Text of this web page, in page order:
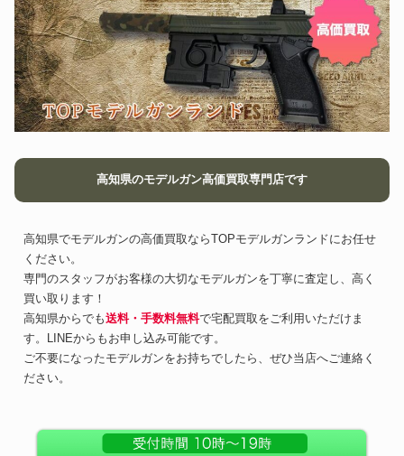
高知県のモデルガン高価買取専門店です
高知県でモデルガンの高価買取ならTOPモデルガンランドにお任せ
ください。
専門のスタッフがお客様の大切なモデルガンを丁寧に査定し、高く
買い取ります！
高知県からでも送料・手数料無料で宅配買取をご利用いただけま
す。LINEからもお申し込み可能です。
ご不要になったモデルガンをお持ちでしたら、ぜひ当店へご連絡く
ださい。